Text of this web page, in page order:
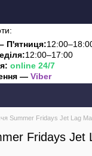
П'ятниця:
12:00–17:00
online 24/7
— Viber
Summer Fridays Jet Lag
Fridays Jet